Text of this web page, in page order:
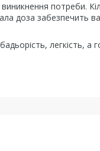
потреби.
доза забезпечить
легкість, а